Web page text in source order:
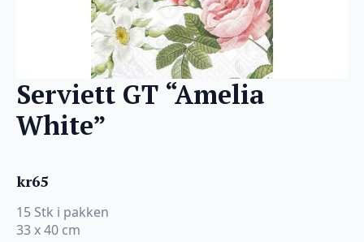
Serviett GT “Amelia
White”
kr65
15 Stk i pakken
33 x 40 cm